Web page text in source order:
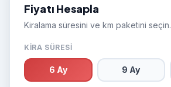
Fiyatı Hesapla
Kiralama süresini ve km paketini seçin.
KIRA SÜRESI
6 Ay 9 Ay